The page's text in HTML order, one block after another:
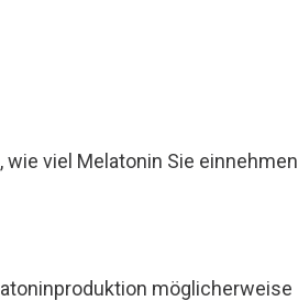
viel Melatonin Sie einnehmen
möglicherweise